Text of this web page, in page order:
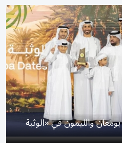
والليمون في «الوثبة